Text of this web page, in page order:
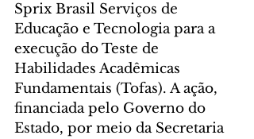
Sprix Brasil Serviços de
Educação e Tecnologia para a
execução do Teste de
Habilidades Acadêmicas
Fundamentais (Tofas). A ação,
financiada pelo Governo do
Estado, por meio da Secretaria